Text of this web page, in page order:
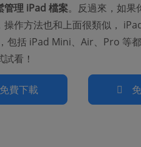
管理 iPad 檔案。反過來，如果
操作方法也和上面很類似，
包括 iPad Mini、Air、Pro 等
看！
免費下載